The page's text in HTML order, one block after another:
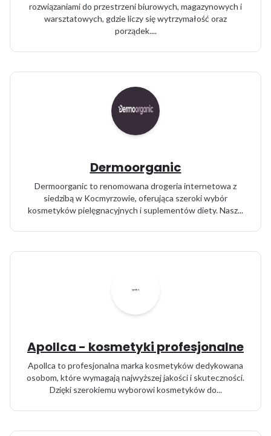
rozwiązaniami do przestrzeni biurowych, magazynowych i
warsztatowych, gdzie liczy się wytrzymałość oraz
porządek....
Dermoorganic
Dermoorganic to renomowana drogeria internetowa z
siedzibą w Kocmyrzowie, oferująca szeroki wybór
kosmetyków pielęgnacyjnych i suplementów diety. Nasz...
Apollca - kosmetyki profesjonalne
Apollca to profesjonalna marka kosmetyków dedykowana
osobom, które wymagają najwyższej jakości i skuteczności.
Dzięki szerokiemu wyborowi kosmetyków do...